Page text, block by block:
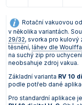
Rotační vakuovou
v několika variantách.
29/32, svorka pro kulový
těsnění, láhev dle Woulffa
na suchý zip pro
neobsahuje zdroj vakua.
Základní varianta RV 10
podle potřeb dané
Pro standardní aplikace